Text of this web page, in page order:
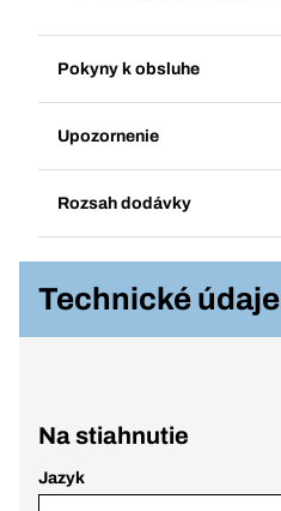
Pokyny k obsluhe
Upozornenie
Rozsah dodávky
Technické údaje
Na stiahnutie
Jazyk